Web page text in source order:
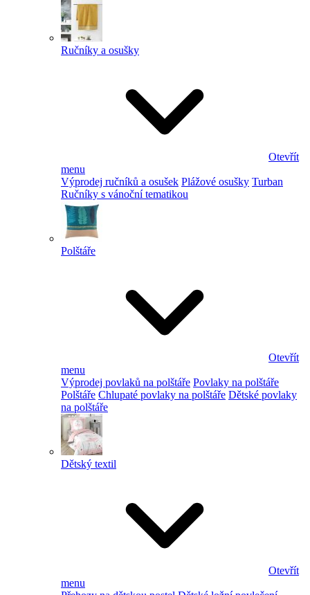
Ručníky a osušky
Otevřít
menu
Výprodej ručníků a osušek Plážové osušky Turban
Ručníky s vánoční tematikou
Polštáře
Otevřít
menu
Výprodej povlaků na polštáře Povlaky na polštáře
Polštáře Chlupaté povlaky na polštáře Dětské povlaky
na polštáře
Dětský textil
Otevřít
menu